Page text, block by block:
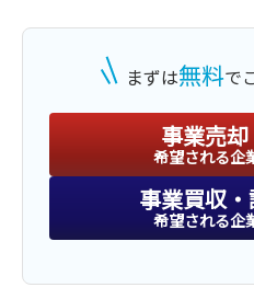
まずは無料で
事業売
希望される企
事業買収
希望される企